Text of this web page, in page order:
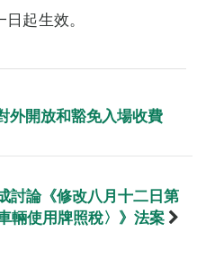
起生效。
外開放和豁免入場收費
討論《修改八月十二日第
輛使用牌照稅〉》法案